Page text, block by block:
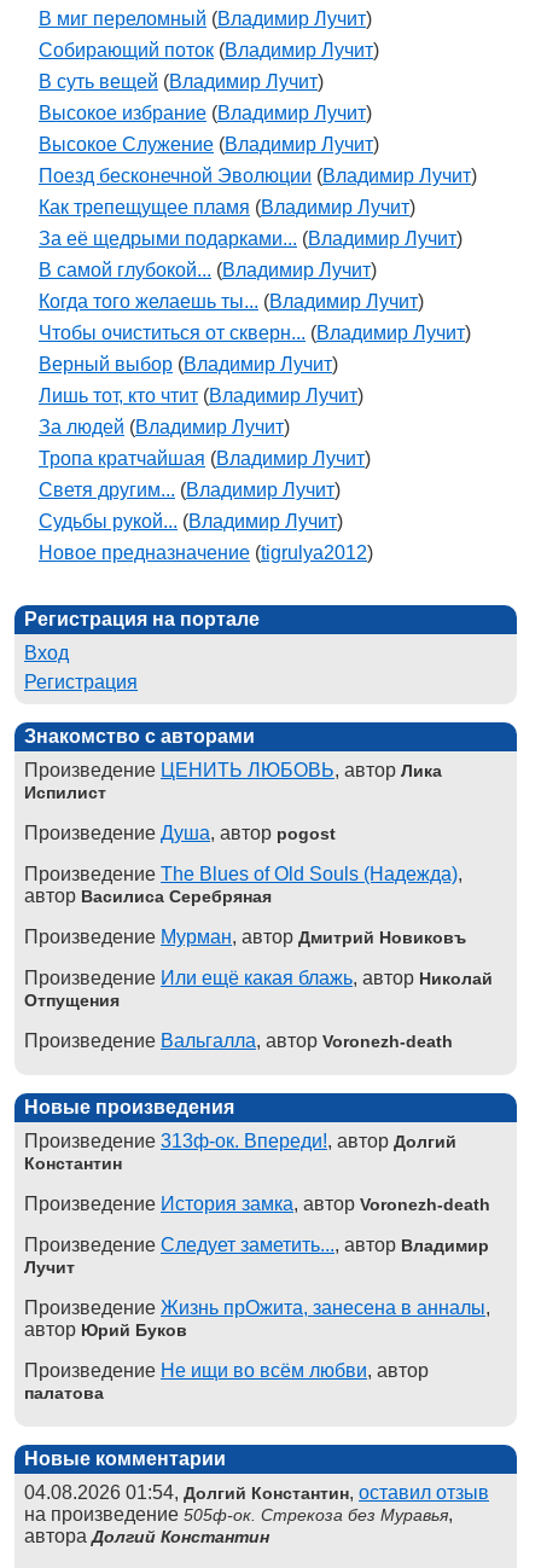
В миг переломный (Владимир Лучит)
Собирающий поток (Владимир Лучит)
В суть вещей (Владимир Лучит)
Высокое избрание (Владимир Лучит)
Высокое Служение (Владимир Лучит)
Поезд бесконечной Эволюции (Владимир Лучит)
Как трепещущее пламя (Владимир Лучит)
За её щедрыми подарками... (Владимир Лучит)
В самой глубокой... (Владимир Лучит)
Когда того желаешь ты... (Владимир Лучит)
Чтобы очиститься от скверн... (Владимир Лучит)
Верный выбор (Владимир Лучит)
Лишь тот, кто чтит (Владимир Лучит)
За людей (Владимир Лучит)
Тропа кратчайшая (Владимир Лучит)
Светя другим... (Владимир Лучит)
Судьбы рукой... (Владимир Лучит)
Новое предназначение (tigrulya2012)
Регистрация на портале
Вход
Регистрация
Знакомство с авторами
Произведение ЦЕНИТЬ ЛЮБОВЬ, автор Лика
Испилист
Произведение Душа, автор pogost
Произведение The Blues of Old Souls (Надежда),
автор Василиса Серебряная
Произведение Мурман, автор Дмитрий Новиковъ
Произведение Или ещё какая блажь, автор Николай
Отпущения
Произведение Вальгалла, автор Voronezh-death
Новые произведения
Произведение 313ф-ок. Впереди!, автор Долгий
Константин
Произведение История замка, автор Voronezh-death
Произведение Следует заметить..., автор Владимир
Лучит
Произведение Жизнь прОжита, занесена в анналы,
автор Юрий Буков
Произведение Не ищи во всём любви, автор
палатова
Новые комментарии
04.08.2026 01:54, Долгий Константин, оставил отзыв
на произведение 505ф-ок. Стрекоза без Муравья,
автораДолгий Константин